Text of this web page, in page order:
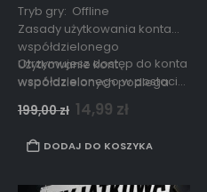
Tryb gry: Offline
Zasady użytkowania konta
współdzielonego
Użytkowanie kont
współdzielonych podlega
zasadom opisanym
wregulaminie strony.
Otrzymujesz dostęp do konta
współdzielonego w postaci…
199,00zł 14,99 zł
DODAJ DO KOSZYKA